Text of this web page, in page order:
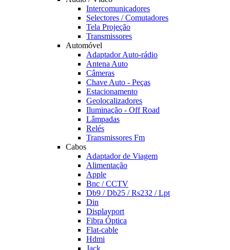
Intercomunicadores
Selectores / Comutadores
Tela Projeção
Transmissores
Automóvel
Adaptador Auto-rádio
Antena Auto
Câmeras
Chave Auto - Peças
Estacionamento
Geolocalizadores
Iluminação - Off Road
Lâmpadas
Relés
Transmissores Fm
Cabos
Adaptador de Viagem
Alimentação
Apple
Bnc / CCTV
Db9 / Db25 / Rs232 / Lpt
Din
Displayport
Fibra Óptica
Flat-cable
Hdmi
Jack